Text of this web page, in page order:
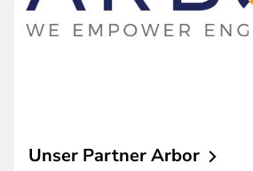
Unser PartnerArbor